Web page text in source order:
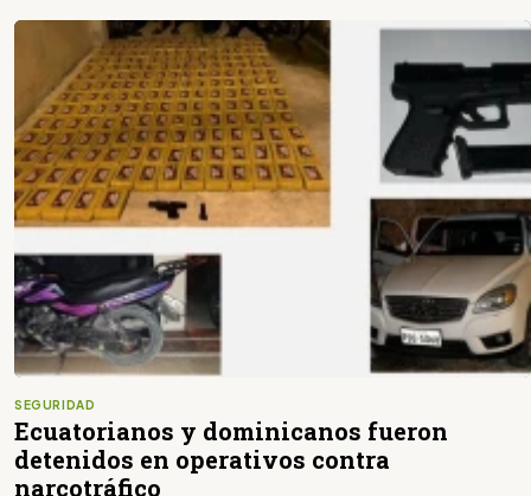
SEGURIDAD
Ecuatorianos y dominicanos fueron
detenidos en operativos contra
narcotráfico